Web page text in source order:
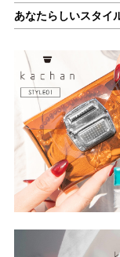
あなたらしいスタイ